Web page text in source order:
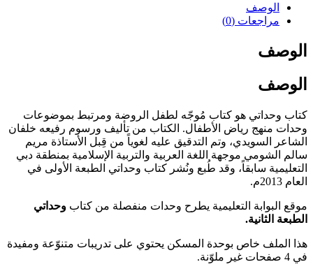
الوصف
مراجعات (0)
الوصف
الوصف
كتاب وحداتي هو كتاب مُوجّه لطفل الروضة ومرتبط بموضوعات
وحدات منهج رياض الأطفال. الكتاب من تأليف ورسوم رفيعه خلفان
الشاعر السويدي، وتم التدقيق عليه لغوياً من قِبل الأستاذة مريم
سالم الشومي موجهة اللغة العربية والتربية الإسلامية بمنطقة دبي
التعليمية سابقاً، وقد طُبع ونُشر كتاب وحداتي الطبعة الأولى في
العام 2013م.
موقع البوابة التعليمية يطرح وحدات منفصلة من كتاب وحداتي
الطبعة الثانية.
هذا الملف خاص بوحدة المسكن يحتوي على تدريبات متنوّعة ومفيدة
في 4 صفحات غير ملوّنة.